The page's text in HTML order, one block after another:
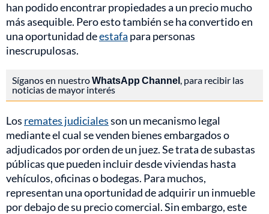
han podido encontrar propiedades a un precio mucho
más asequible. Pero esto también se ha convertido en
una oportunidad deestafa para personas
inescrupulosas.
Síganos en nuestroWhatsApp Channel, para recibir las
noticias de mayor interés
Los remates judicialesson un mecanismo legal
mediante el cual se venden bienes embargados o
adjudicados por orden de un juez. Se trata de subastas
públicas que pueden incluir desde viviendas hasta
vehículos, oficinas o bodegas. Para muchos,
representan una oportunidad de adquirir un inmueble
por debajo de su precio comercial. Sin embargo, este